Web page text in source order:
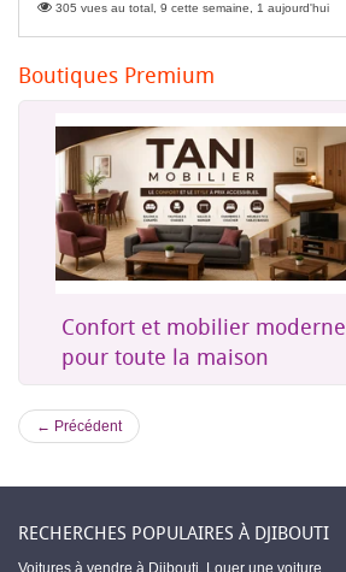
305 vues au total, 9 cette semaine, 1 aujourd'hui
Boutiques Premium
Confort et mobilier moderne
pour toute la maison
← Précédent
RECHERCHES POPULAIRES À DJIBOUTI
Voitures à vendre à Djibouti, Louer une voiture